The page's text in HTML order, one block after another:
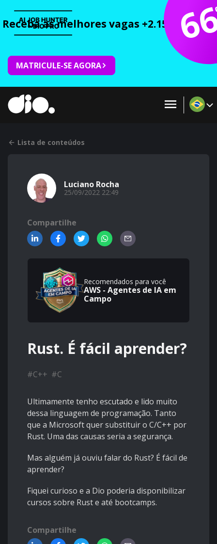
Receba as melhores vagas +2.150 cursos
MATRICULE-SE AGORA
Lista de conteúdos
Luciano Rocha
25/09/2022 22:49
Compartilhe
Recomendados para você
AWS - Agentes de IA em
Campo
Rust. É fácil aprender?
#C++ #C
Ultimamente tenho escutado e lido muito
dessa linguagem de programação. Tanto
que a Microsoft quer substituir o C/C++ por
Rust. Uma das causas seria a segurança.
Mas alguém já ouviu falar do Rust? É fácil de
aprender?
Fiquei curioso e a Dio poderia disponibilizar
cursos sobre Rust e até bootcamps.
Compartilhe